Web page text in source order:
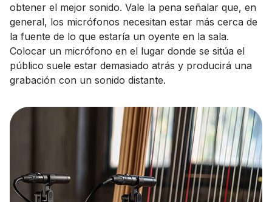
obtener el mejor sonido. Vale la pena señalar que, en
general, los micrófonos necesitan estar más cerca de
la fuente de lo que estaría un oyente en la sala.
Colocar un micrófono en el lugar donde se sitúa el
público suele estar demasiado atrás y producirá una
grabación con un sonido distante.